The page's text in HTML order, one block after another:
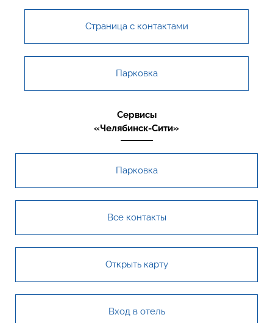
Страница с контактами
Парковка
Сервисы
«Челябинск-Сити»
Парковка
Все контакты
Открыть карту
Вход в отель